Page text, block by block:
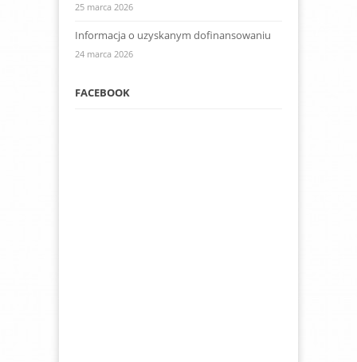
25 marca 2026
Informacja o uzyskanym dofinansowaniu
24 marca 2026
FACEBOOK